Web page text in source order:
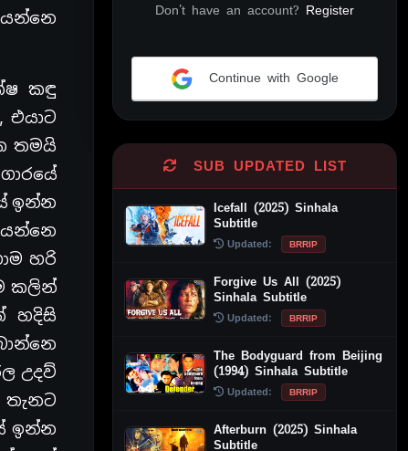
කඳු
තමයි
ඉන්න
හරි
කලින්
හදිසි
උදව්
තැනට
ඉන්න
Don't have an account? Register
Continue with Google
SUB UPDATED LIST
Icefall (2025) Sinhala
Subtitle
Updated: BRRIP
Forgive Us All (2025)
Sinhala Subtitle
Updated: BRRIP
The Bodyguard from Beijing
(1994) Sinhala Subtitle
Updated: BRRIP
Afterburn (2025) Sinhala
Subtitle